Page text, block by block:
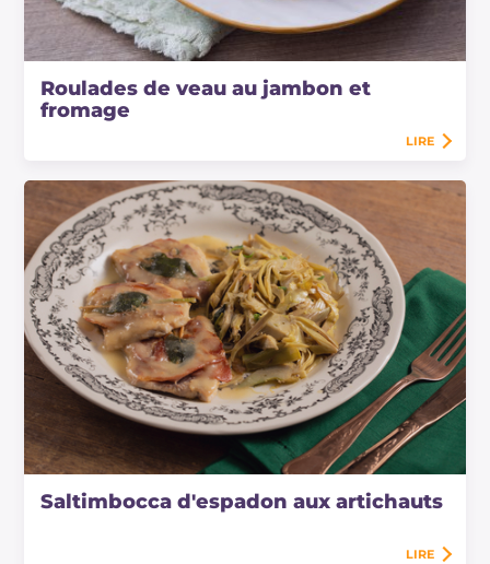
Roulades de veau au jambon et
fromage
LIRE
Saltimbocca d'espadon aux artichauts
LIRE